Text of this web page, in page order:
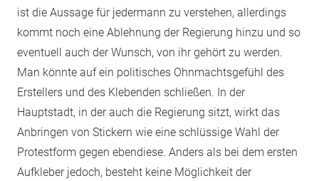
ist die Aussage für jedermann zu verstehen, allerdings
kommt noch eine Ablehnung der Regierung hinzu und so
eventuell auch der Wunsch, von ihr gehört zu werden.
Man könnte auf ein politisches Ohnmachtsgefühl des
Erstellers und des Klebenden schließen. In der
Hauptstadt, in der auch die Regierung sitzt, wirkt das
Anbringen von Stickern wie eine schlüssige Wahl der
Protestform gegen ebendiese. Anders als bei dem ersten
Aufkleber jedoch, besteht keine Möglichkeit der